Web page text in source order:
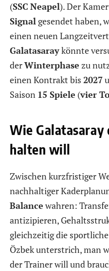
(SSC Neapel). Der
Signal gesendet haben,
einen neuen
Galatasaraykönnte
derWinterphase zu
einen Kontrakt bis 2027
Saison 15 Spiele (vier
Wie Galatasaray
halten will
Zwischen kurzfristiger
nachhaltiger
Balance wahren:
antizipieren,
gleichzeitig die
Özbek unterstrich, man
der Trainer will und